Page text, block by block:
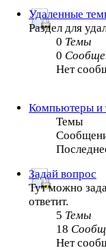
Удаленные
Раздел для
0 Темы
0
Нет
Компьютеры и
Темы
Задай вопрос
Тут можно
ответит.
5 Темы
18
Нет